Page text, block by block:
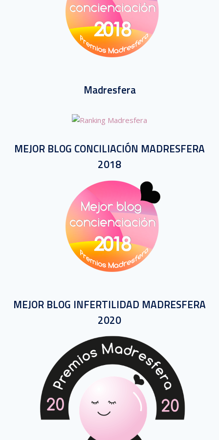
Madresfera
MEJOR BLOG CONCILIACIÓN MADRESFERA
2018
MEJOR BLOG INFERTILIDAD MADRESFERA
2020